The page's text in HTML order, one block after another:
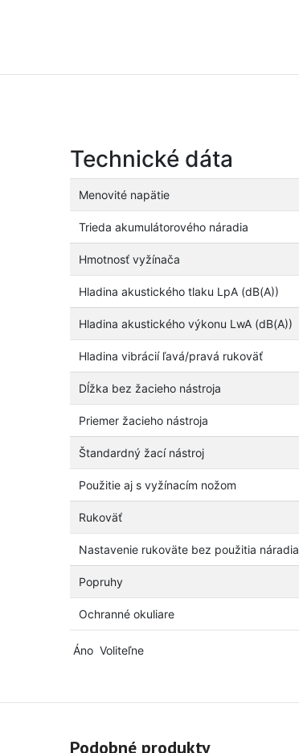
Technické dáta
Menovité napätie
Trieda akumulátorového náradia
Hmotnosť vyžínača
Hladina akustického tlaku LpA (dB(A))
Hladina akustického výkonu LwA (dB(A))
Hladina vibrácií ľavá/pravá rukoväť
Dĺžka bez žacieho nástroja
Priemer žacieho nástroja
Štandardný žací nástroj
Použitie aj s vyžínacím nožom
Rukoväť
Nastavenie rukoväte bez použitia náradia
Popruhy
Ochranné okuliare
Áno Voliteľne
Podobné produkty